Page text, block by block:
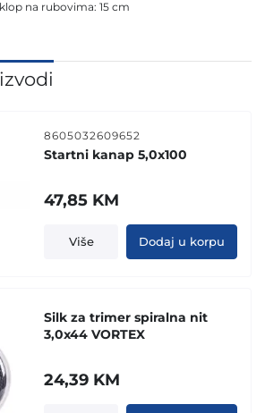
na rubovima: 15 cm
8605032609652
Startni kanap 5,0x100
47,85 KM
Više Dodaj u korpu
Silk za trimer spiralna nit
3,0x44 VORTEX
24,39 KM